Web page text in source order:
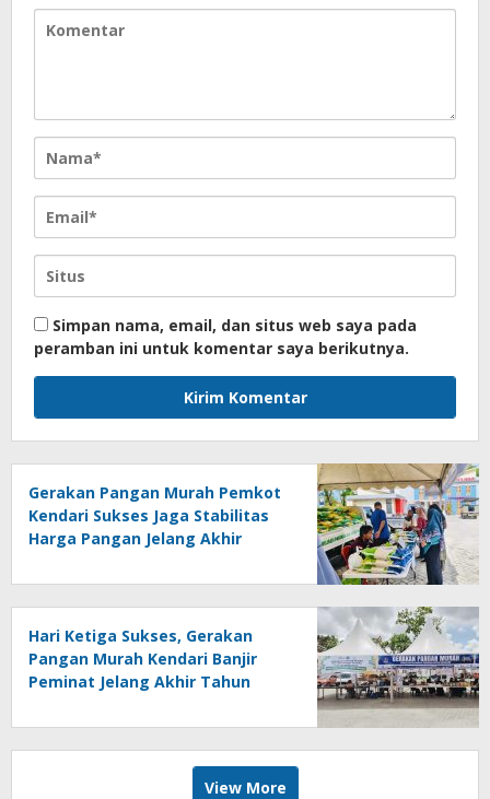
Simpan nama, email, dan situs web saya pada
peramban ini untuk komentar saya berikutnya.
Gerakan Pangan Murah Pemkot
Kendari Sukses Jaga Stabilitas
Harga Pangan Jelang Akhir
Hari Ketiga Sukses, Gerakan
Pangan Murah Kendari Banjir
Peminat Jelang Akhir Tahun
View More